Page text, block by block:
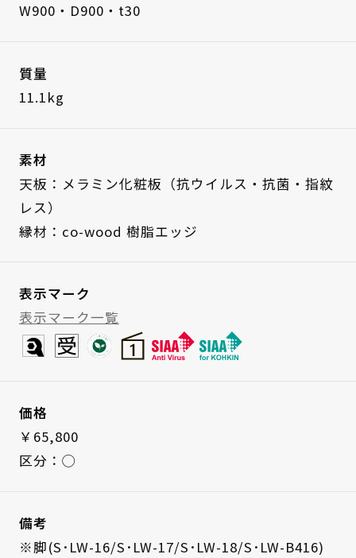
W900・D900・t30
質量
11.1kg
素材
天板：メラミン化粧板（抗ウイルス・抗菌・指紋
レス）
縁材：co-wood 樹脂エッジ
表示マーク
表示マーク一覧
価格
￥65,800
区分：◯
備考
※脚(S･LW-16/S･LW-17/S･LW-18/S･LW-B416)